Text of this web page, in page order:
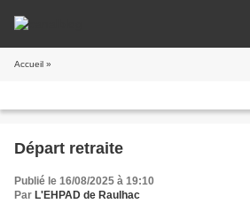
Accueil »
Départ retraite
Publié le 16/08/2025 à 19:10
Par L'EHPAD de Raulhac